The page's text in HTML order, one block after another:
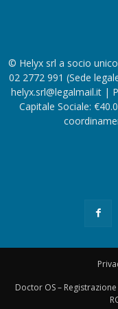
© Helyx srl a socio
02 2772 991 (Sede
helyx.srl@legalmail.it |
Capitale Sociale:
Doctor OS –